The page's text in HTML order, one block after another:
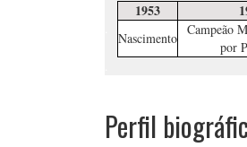
1953
Nascimento
Campeão
por
Perfil